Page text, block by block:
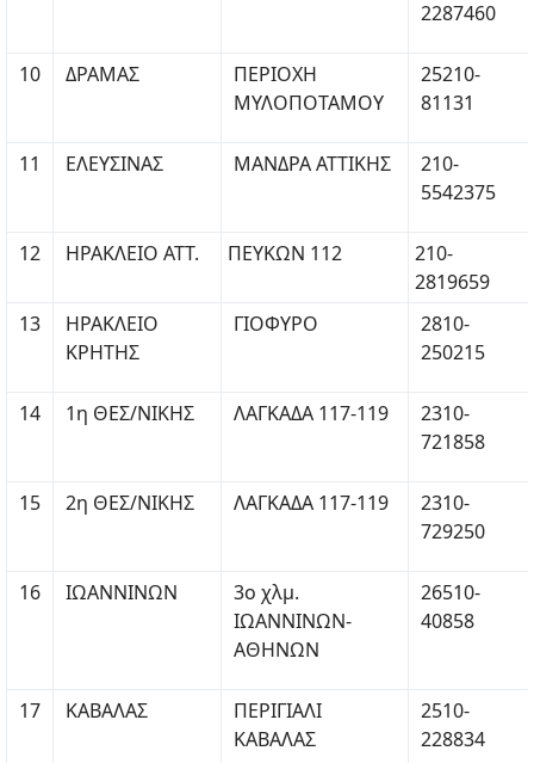
2287460
10 ΔΡΑΜΑΣ
ΠΕΡΙΟΧΗ
ΜΥΛΟΠΟΤΑΜΟΥ
25210-
81131
11 ΕΛΕΥΣΙΝΑΣ ΜΑΝΔΡΑ ΑΤΤΙΚΗΣ
210-
5542375
12 ΗΡΑΚΛΕΙΟ ΑΤΤ. ΠΕΥΚΩΝ 112
210-
2819659
13
ΗΡΑΚΛΕΙΟ
ΚΡΗΤΗΣ
ΓΙΟΦΥΡΟ
2810-
250215
14 1η ΘΕΣ/ΝΙΚΗΣ ΛΑΓΚΑΔΑ 117-119
2310-
721858
15 2η ΘΕΣ/ΝΙΚΗΣ ΛΑΓΚΑΔΑ 117-119
2310-
729250
16 ΙΩΑΝΝΙΝΩΝ
3ο χλμ.
ΙΩΑΝΝΙΝΩΝ-
ΑΘΗΝΩΝ
26510-
40858
17 ΚΑΒΑΛΑΣ
ΠΕΡΙΓΙΑΛΙ
ΚΑΒΑΛΑΣ
2510-
228834